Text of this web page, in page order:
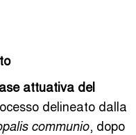
attuativa del
delineato dalla
communio, dopo